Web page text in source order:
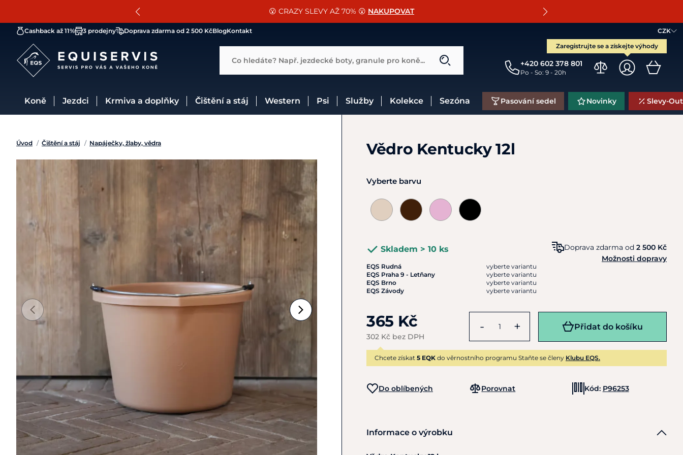
SLEVA 13% na vše od Cassini! CHCI SLEVU
😮 CRAZY SLEVY AŽ 70% 😮 NAKUPOVAT
📐Pasování a doplňky k vybraným sedlům ZDARMA 🐴
CZK
Zaregistrujte se a získejte výhody
+420 602 378 801
Po - So: 9 - 20h
Cashback až 11% 3 prodejny Doprava zdarma od 2 500 KčBlogKontakt
Co hledáte? Např. jezdecké boty, granule pro koně...
Koně Jezdci Krmiva a doplňky Čištění a stáj Western Psi Služby Kolekce Sezóna Pasování sedel Novinky Slevy-
Úvod / Čištění a stáj / Napáječky, žlaby, vědra Vědro Kentucky 12l
Vyberte barvu
Skladem > 10 ks
EQS Rudná
vyberte variantu
EQS Praha 9 - Letňany
vyberte variantu
EQS Brno
vyberte variantu
EQS Závody
vyberte variantu
Doprava zdarma od 2 500 Kč
Možnosti dopravy
365 Kč
302 Kč bez DPH
- + Přidat do košíku
Chcete získat 5 EQK do věrnostního programu Staňte se členy Klubu EQS.
Do oblíbených Porovnat Kód: P96253
Informace o výrobku